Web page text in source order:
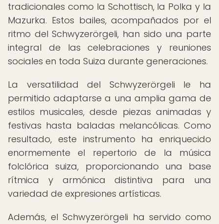
tradicionales como la Schottisch, la Polka y la
Mazurka. Estos bailes, acompañados por el
ritmo del Schwyzerörgeli, han sido una parte
integral de las celebraciones y reuniones
sociales en toda Suiza durante generaciones.
La versatilidad del Schwyzerörgeli le ha
permitido adaptarse a una amplia gama de
estilos musicales, desde piezas animadas y
festivas hasta baladas melancólicas. Como
resultado, este instrumento ha enriquecido
enormemente el repertorio de la música
folclórica suiza, proporcionando una base
rítmica y armónica distintiva para una
variedad de expresiones artísticas.
Además, el Schwyzerörgeli ha servido como